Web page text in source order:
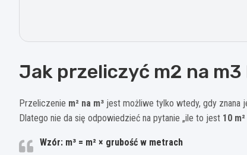
Jak przeliczyć m2 na
Przeliczenie m² na m³ jest możliwe tylko wtedy, gdy znana
Dlatego nie da się odpowiedzieć na pytanie „ile to jest 10 m²
Wzór: m³ = m² × grubość w metrach